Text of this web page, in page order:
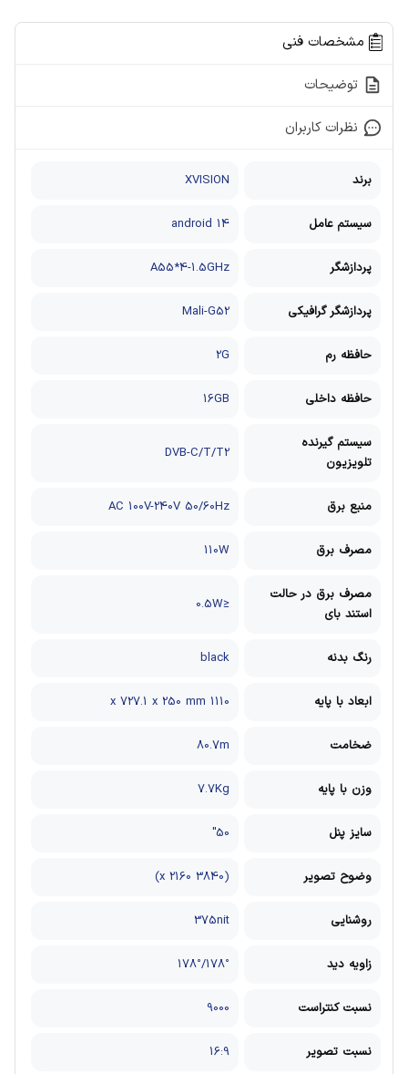
مشخصات فنی
توضیحات
نظرات کاربران
برند XVISION
سیستم عامل android 14
پردازشگر A55*4-1.5GHz
پردازشگر گرافیکی Mali-G52
حافظه رم 2G
حافظه داخلی 16GB
سیستم گیرنده
تلویزیون
DVB-C/T/T2
منبع برق AC 100V-240V 50/60Hz
مصرف برق 110W
مصرف برق در حالت
استند بای
≤0.5W
رنگ بدنه black
ابعاد با پایه 1110 x 727.1 x 250 mm
ضخامت 80.7m
وزن با پایه 7.7Kg
سایز پنل 50"
وضوح تصویر (3840 x 2160)
روشنایی 375nit
زاویه دید 178°/178°
نسبت کنتراست 9000
نسبت تصویر 16:9